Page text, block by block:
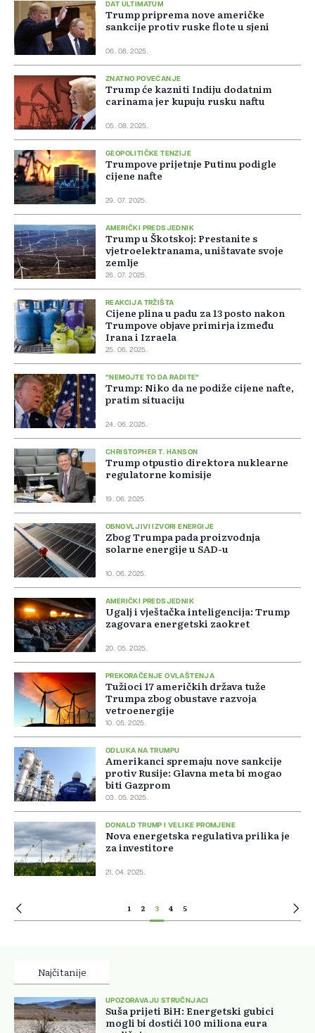
DAT ULTIMATUM
Trump priprema nove američke
sankcije protiv ruske flote u sjeni
06. 08. 2025.
ZNATNO POVEĆANJE
Trump će kazniti Indiju dodatnim
carinama jer kupuju rusku naftu
05. 08. 2025.
GEOPOLITIČKE TENZIJE
Trumpove prijetnje Putinu podigle
cijene nafte
29. 07. 2025.
AMERIČKI PREDSJEDNIK
Trump u Škotskoj: Prestanite s
vjetroelektranama, uništavate svoje
zemlje
26. 07. 2025.
REAKCIJA TRŽIŠTA
Cijene plina u padu za 13 posto nakon
Trumpove objave primirja između
Irana i Izraela
25. 06. 2025.
"NEMOJTE TO DA RADITE"
Trump: Niko da ne podiže cijene nafte,
pratim situaciju
24. 06. 2025.
CHRISTOPHER T. HANSON
Trump otpustio direktora nuklearne
regulatorne komisije
19. 06. 2025.
OBNOVLJIVI IZVORI ENERGIJE
Zbog Trumpa pada proizvodnja
solarne energije u SAD-u
10. 06. 2025.
AMERIČKI PREDSJEDNIK
Ugalj i vještačka inteligencija: Trump
zagovara energetski zaokret
20. 05. 2025.
PREKORAČENJE OVLAŠTENJA
Tužioci 17 američkih država tuže
Trumpa zbog obustave razvoja
vetroenergije
10. 05. 2025.
ODLUKA NA TRUMPU
Amerikanci spremaju nove sankcije
protiv Rusije: Glavna meta bi mogao
biti Gazprom
03. 05. 2025.
DONALD TRUMP I VELIKE PROMJENE
Nova energetska regulativa prilika je
za investitore
21. 04. 2025.
1 2 3 4 5
Najčitanije
UPOZORAVAJU STRUČNJACI
Suša prijeti BiH: Energetski gubici
mogli bi dostići 100 miliona eura